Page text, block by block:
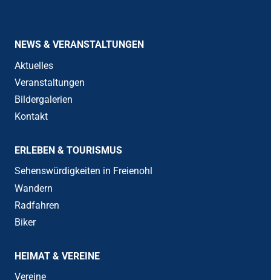
NEWS & VERANSTALTUNGEN
Aktuelles
Veranstaltungen
Bildergalerien
Kontakt
ERLEBEN & TOURISMUS
Sehenswürdigkeiten in Freienohl
Wandern
Radfahren
Biker
HEIMAT & VEREINE
Vereine